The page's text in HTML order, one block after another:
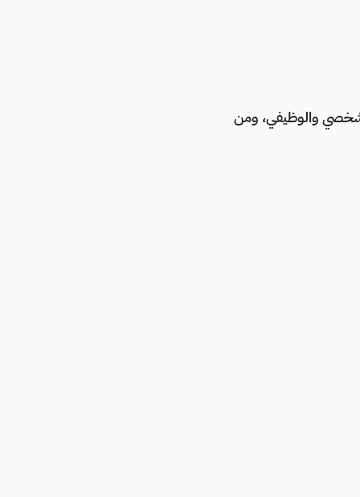
والوظيفي، ومن